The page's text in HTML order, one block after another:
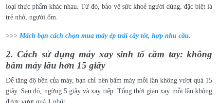
loại thực phẩm khác nhau. Từ đó, bảo vệ sức khoẻ người dùng, đặc biệt là
trẻ nhỏ, người ốm.
>>> Mách bạn cách chọn mua máy ép trái cây tốt, hợp nhu cầu.
2. Cách sử dụng máy xay sinh tố cầm tay: không
bấm máy lâu hơn 15 giây
Để tăng độ bền của máy, bạn chỉ nên bấm máy mỗi lần không vượt quá 15
giây. Sau đó, ngừng 5 giây và xay tiếp. Tổng thời gian xay mỗi lần không
được vượt quá 1 phút.